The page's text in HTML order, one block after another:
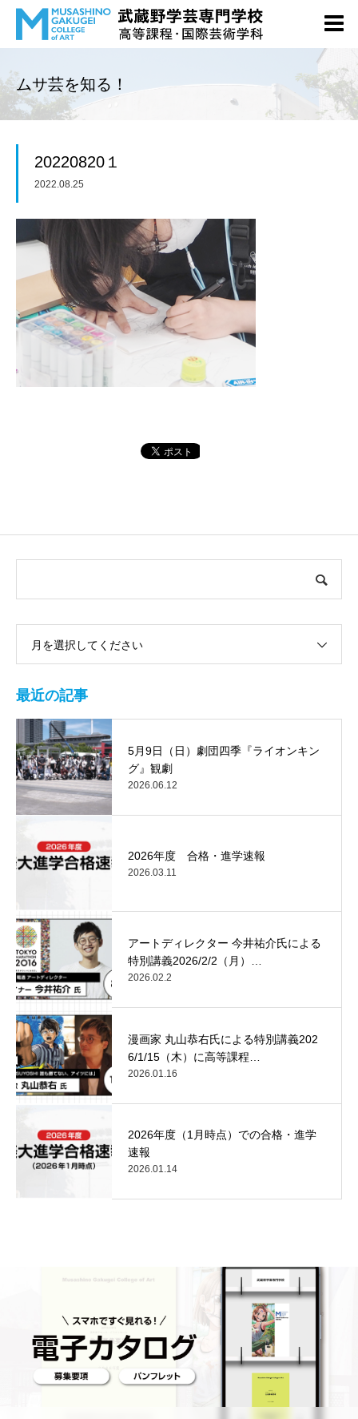
ムサ芸を知る！
20220820１
2022.08.25
月を選択してください
最近の記事
5月9日（日）劇団四季『ライオンキン
グ』観劇
2026.06.12
2026年度 合格・進学速報
2026.03.11
アートディレクター 今井祐介氏による
特別講義2026/2/2（月）…
2026.02.2
漫画家 丸山恭右氏による特別講義202
6/1/15（木）に高等課程…
2026.01.16
2026年度（1月時点）での合格・進学
速報
2026.01.14